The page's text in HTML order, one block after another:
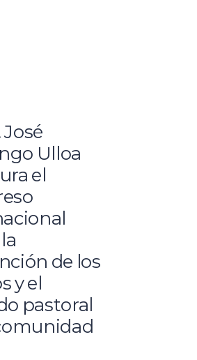
Ulloa
el
de los
y el
pastoral